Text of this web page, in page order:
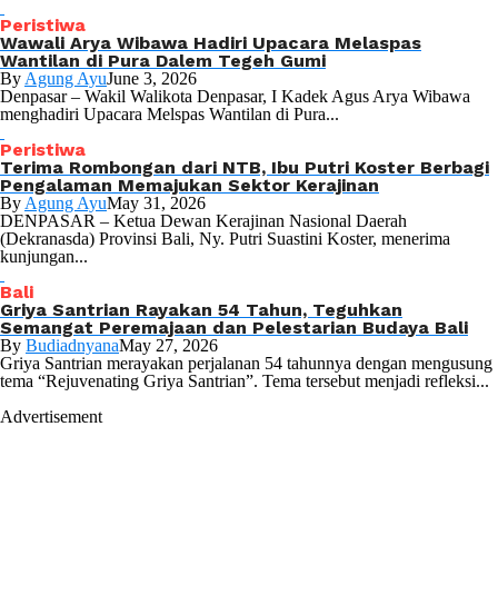
Peristiwa
Wawali Arya Wibawa Hadiri Upacara Melaspas
Wantilan di Pura Dalem Tegeh Gumi
By Agung AyuJune 3, 2026
Denpasar – Wakil Walikota Denpasar, I Kadek Agus Arya Wibawa
menghadiri Upacara Melspas Wantilan di Pura...
Peristiwa
Terima Rombongan dari NTB, Ibu Putri Koster Berbagi
Pengalaman Memajukan Sektor Kerajinan
By Agung AyuMay 31, 2026
DENPASAR – Ketua Dewan Kerajinan Nasional Daerah
(Dekranasda) Provinsi Bali, Ny. Putri Suastini Koster, menerima
kunjungan...
Bali
Griya Santrian Rayakan 54 Tahun, Teguhkan
Semangat Peremajaan dan Pelestarian Budaya Bali
By BudiadnyanaMay 27, 2026
Griya Santrian merayakan perjalanan 54 tahunnya dengan mengusung
tema “Rejuvenating Griya Santrian”. Tema tersebut menjadi refleksi...
Advertisement